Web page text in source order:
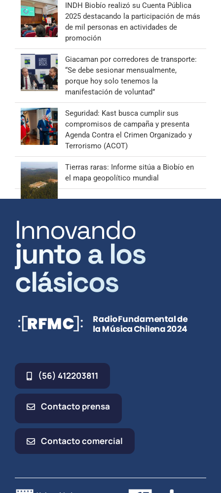
INDH Biobío realizó su Cuenta Pública
2025 destacando la participación de más
de mil personas en actividades de
promoción
Giacaman por corredores de transporte:
“Se debe sesionar mensualmente,
porque hoy solo tenemos la
manifestación de voluntad”
Seguridad: Kast busca cumplir sus
compromisos de campaña y presenta
Agenda Contra el Crimen Organizado y
Terrorismo (ACOT)
Tierras raras: Informe sitúa a Biobío en
el mapa geopolítico mundial
Innovando
junto a los
clásicos
(56) 412203811
Contacto prensa
Contacto comercial